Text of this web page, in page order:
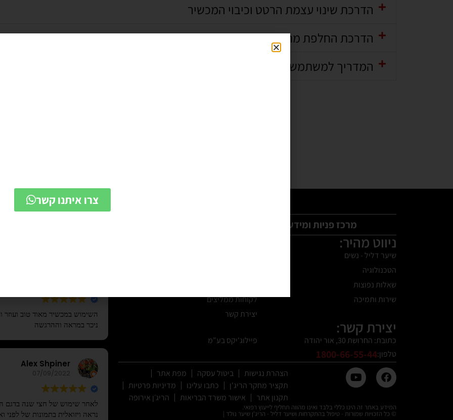
הדרכת שינוי עצמת הרטט וכיבוי המכשיר
הדרכת החלפת מחסנית
המדריך למשתמש - קובץ להורדה
מרכז פניות ומידע 24 שעות ביממה:
ניווט מהיר:
שיער דליל - נשים
הטכנולוגיה
שאלות נפוצות
שירות ותמיכה
לקוחות ממליצים
יצירת קשר
יצירת קשר:
כתובת: החרושת 30, אור יהודה
פיילוג'יקס בע”מ
טלפון:1800-66-55-44
הצהרת נגישות ביטול עסקה
מפת אתר
תקציר מחקר הריג'ן
כתבו עלינו
מדיניות פרטיות
תקנון אתר
אישור משרד הבריאות הריג׳ן אירופה
המידע באתר זה הינו כללי בלבד ואינו מהווה תחליף לייעוץ רפואי.
© כל הזכויות שמורות - טיפול בהתקרחות ושיער דליל - הריג'ן שיער נולד |
השימוש במכשיר מאוד טוב
ניכר במראה וההרגשה
Alex Shpiner
07/09/2022
נראה ויזואלית בתמונות של לפני
צרו איתנו קשר